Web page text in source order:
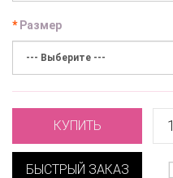
Размер
КУПИТЬ
БЫСТРЫЙ ЗАКАЗ